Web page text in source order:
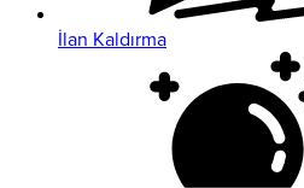
İlan Kaldırma